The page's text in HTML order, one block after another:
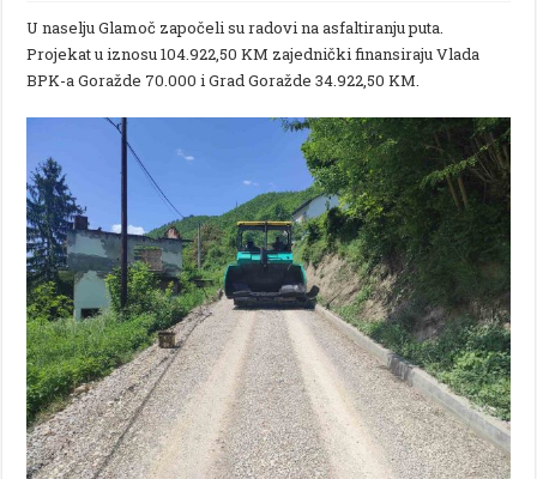
U naselju Glamoč započeli su radovi na asfaltiranju puta.
Projekat u iznosu 104.922,50 KM zajednički finansiraju Vlada
BPK-a Goražde 70.000 i Grad Goražde 34.922,50 KM.